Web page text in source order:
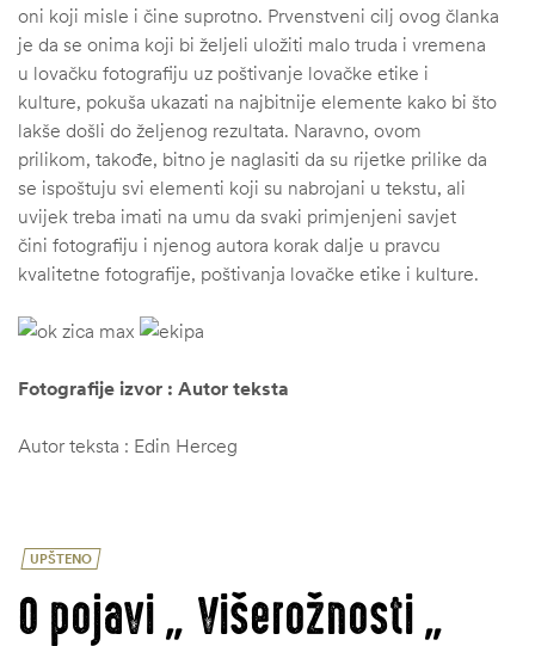
oni koji misle i čine suprotno. Prvenstveni cilj ovog članka
je da se onima koji bi željeli uložiti malo truda i vremena
u lovačku fotografiju uz poštivanje lovačke etike i
kulture, pokuša ukazati na najbitnije elemente kako bi što
lakše došli do željenog rezultata. Naravno, ovom
prilikom, takođe, bitno je naglasiti da su rijetke prilike da
se ispoštuju svi elementi koji su nabrojani u tekstu, ali
uvijek treba imati na umu da svaki primjenjeni savjet
čini fotografiju i njenog autora korak dalje u pravcu
kvalitetne fotografije, poštivanja lovačke etike i kulture.
Fotografije izvor : Autor teksta
Autor teksta : Edin Herceg
UPŠTENO
O pojavi „ Višerožnosti „